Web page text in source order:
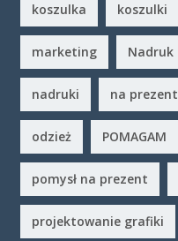
koszulka koszulki
marketing Nadruk
nadruki na prezent
odzież POMAGAM
pomysł na prezent
projektowanie grafiki